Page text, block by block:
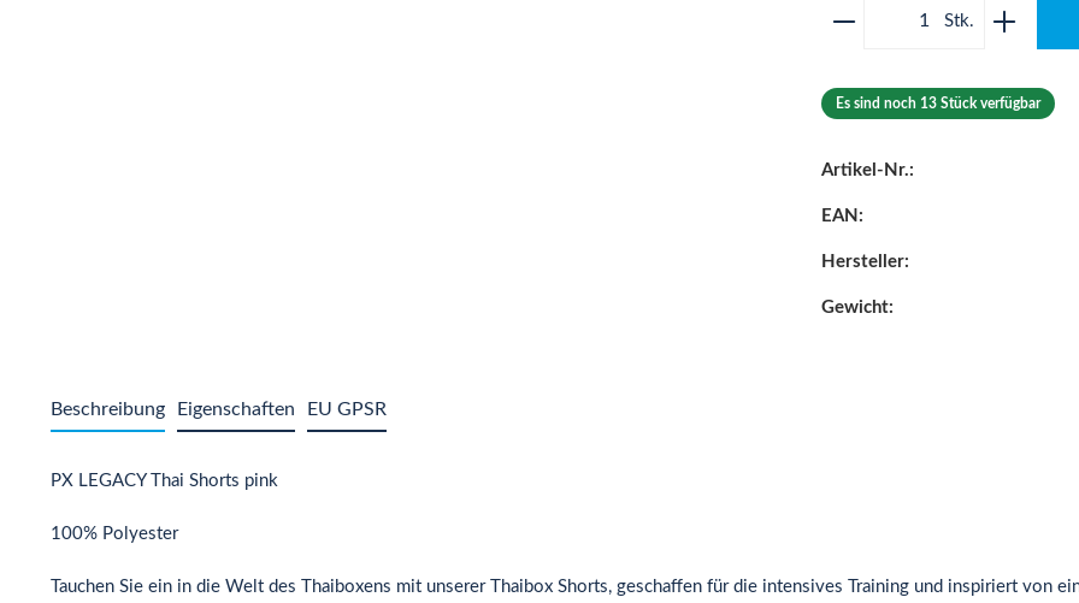
Produkt Anzahl:
Es sind noch 13 Stück verfügbar
Artikel-Nr.:
EAN:
Hersteller:
Gewicht:
Beschreibung Eigenschaften EU GPSR
PX LEGACY Thai Shorts pink
100% Polyester
Tauchen Sie ein in die Welt des Thaiboxens mit unserer Thaibox Shorts, geschaffen für die intensives Training und inspiriert von